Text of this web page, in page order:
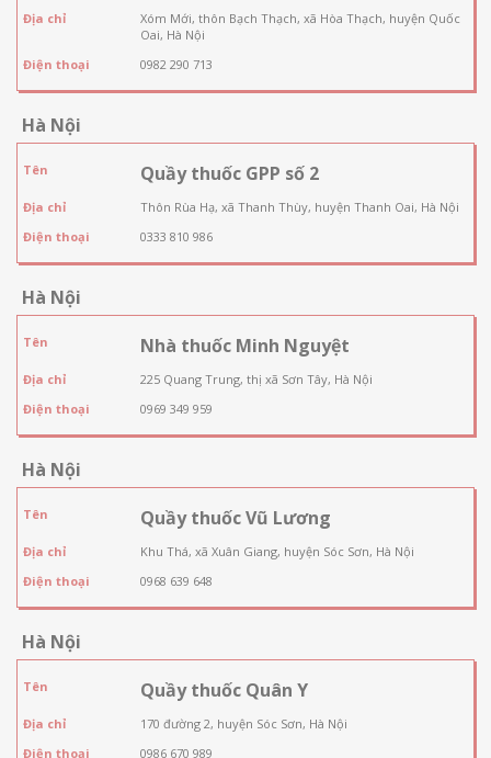
Địa chỉ
Xóm Mới, thôn Bạch Thạch, xã Hòa Thạch, huyện Quốc
Oai, Hà Nội
Điện thoại
0982 290 713
Hà Nội
Tên Quầy thuốc GPP số 2
Địa chỉ
Thôn Rùa Hạ, xã Thanh Thùy, huyện Thanh Oai, Hà Nội
Điện thoại
0333 810 986
Hà Nội
Tên Nhà thuốc Minh Nguyệt
Địa chỉ
225 Quang Trung, thị xã Sơn Tây, Hà Nội
Điện thoại
0969 349 959
Hà Nội
Tên Quầy thuốc Vũ Lương
Địa chỉ
Khu Thá, xã Xuân Giang, huyện Sóc Sơn, Hà Nội
Điện thoại
0968 639 648
Hà Nội
Tên Quầy thuốc Quân Y
Địa chỉ
170 đường 2, huyện Sóc Sơn, Hà Nội
Điện thoại
0986 670 989